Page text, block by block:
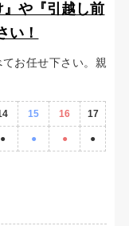
や『引越し前
い！
お任せ下さい。親
15 16 17
● ● ● ●